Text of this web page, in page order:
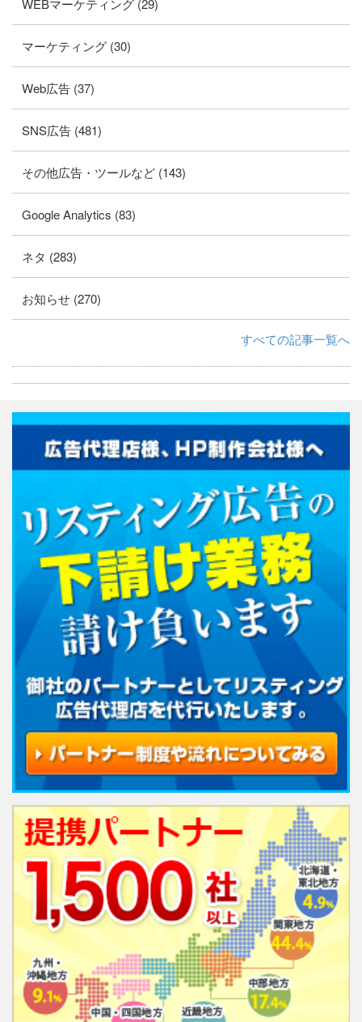
マーケティング (30)
Web広告 (37)
SNS広告 (481)
その他広告・ツールなど (143)
Google Analytics (83)
ネタ (283)
お知らせ (270)
すべての記事一覧へ